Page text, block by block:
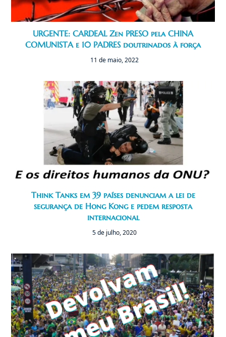
URGENTE: CARDEAL Zen PRESO pela CHINA
COMUNISTA e 10 PADRES doutrinados à força
11 de maio, 2022
Think Tanks em 39 países denunciam a lei de
segurança de Hong Kong e pedem resposta
internacional
5 de julho, 2020